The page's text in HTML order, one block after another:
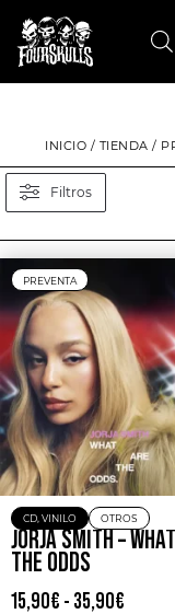
INICIO / TIENDA /
Filtros
PREVENTA
CD, VINILO OTROS
JORJA SMITH –
THE ODDS
15,90€ - 35,90€